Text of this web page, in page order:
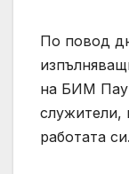
По повод
на БИМ
служители,
работата си.